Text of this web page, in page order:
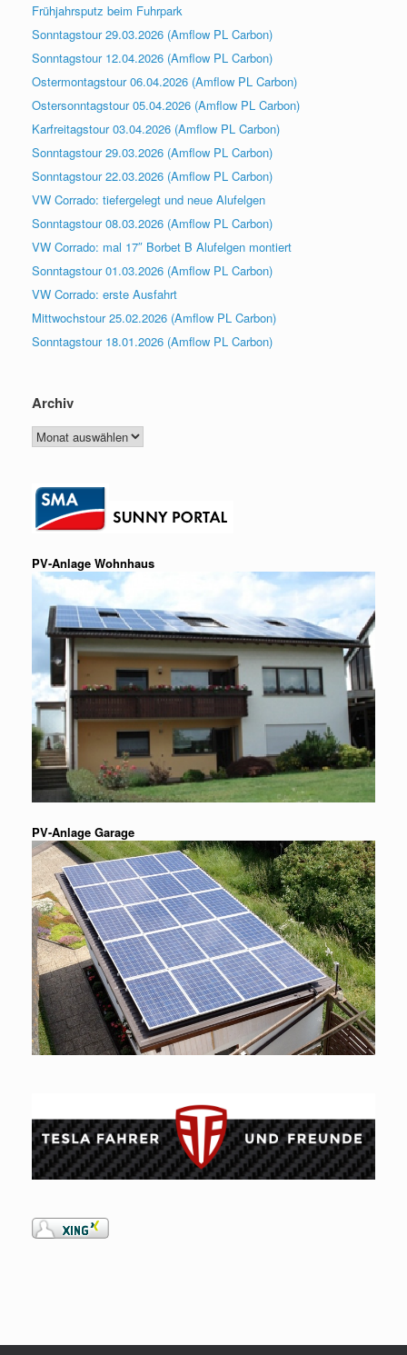
Frühjahrsputz beim Fuhrpark
Sonntagstour 29.03.2026 (Amflow PL Carbon)
Sonntagstour 12.04.2026 (Amflow PL Carbon)
Ostermontagstour 06.04.2026 (Amflow PL Carbon)
Ostersonntagstour 05.04.2026 (Amflow PL Carbon)
Karfreitagstour 03.04.2026 (Amflow PL Carbon)
Sonntagstour 29.03.2026 (Amflow PL Carbon)
Sonntagstour 22.03.2026 (Amflow PL Carbon)
VW Corrado: tiefergelegt und neue Alufelgen
Sonntagstour 08.03.2026 (Amflow PL Carbon)
VW Corrado: mal 17″ Borbet B Alufelgen montiert
Sonntagstour 01.03.2026 (Amflow PL Carbon)
VW Corrado: erste Ausfahrt
Mittwochstour 25.02.2026 (Amflow PL Carbon)
Sonntagstour 18.01.2026 (Amflow PL Carbon)
Archiv
Archiv
PV-Anlage Wohnhaus
PV-Anlage Garage